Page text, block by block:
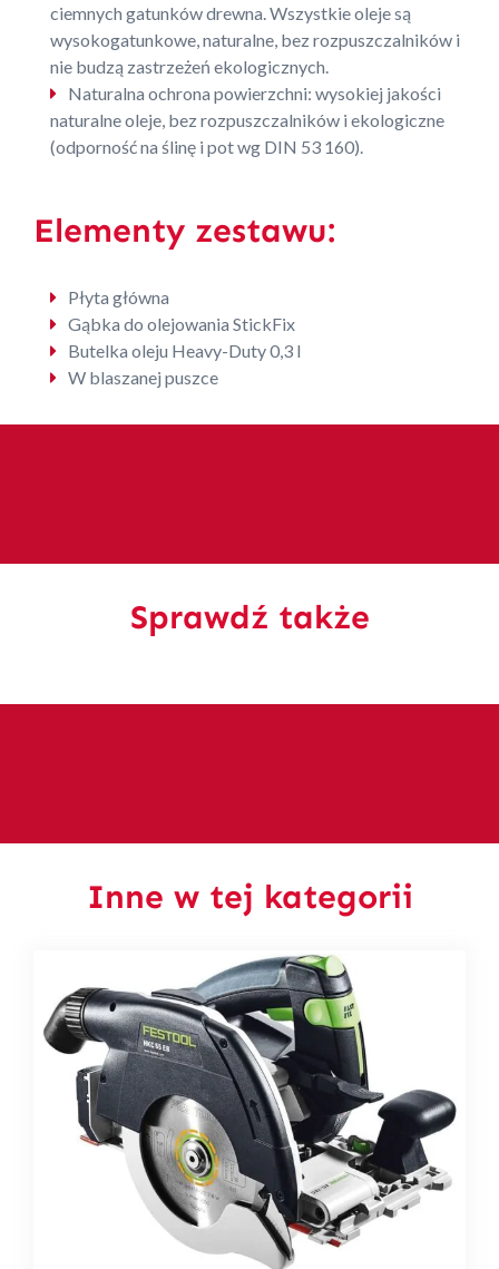
ciemnych gatunków drewna. Wszystkie oleje są
wysokogatunkowe, naturalne, bez rozpuszczalników i
nie budzą zastrzeżeń ekologicznych.
Naturalna ochrona powierzchni: wysokiej jakości
naturalne oleje, bez rozpuszczalników i ekologiczne
(odporność na ślinę i pot wg DIN 53 160).
Elementy zestawu:
Płyta główna
Gąbka do olejowania StickFix
Butelka oleju Heavy-Duty 0,3 l
W blaszanej puszce
Sprawdź także
Inne w tej kategorii